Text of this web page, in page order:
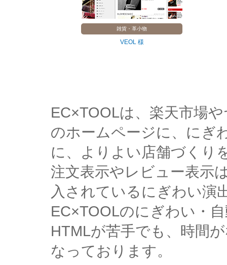
雑貨・革小物
VEOL 様
EC×TOOLは、楽天市場
のホームページに、にぎ
に、よりよい店舗づくり
注文表示やレビュー表示
入されているにぎわい演
EC×TOOLのにぎわい・
HTMLが苦手でも、時間
なっております。